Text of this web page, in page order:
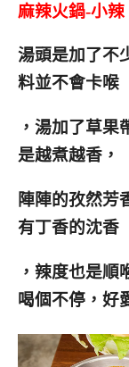
麻辣火鍋-小辣
湯頭是加了不
料並不會卡喉
，湯加了草果
是越煮越香，
陣陣的孜然芳
有丁香的沈香
，辣度也是順
喝個不停，好